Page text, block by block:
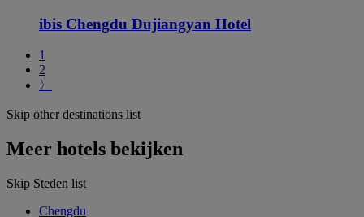
ibis Chengdu Dujiangyan Hotel
1
2
〉
Skip other destinations list
Meer hotels bekijken
Skip Steden list
Chengdu